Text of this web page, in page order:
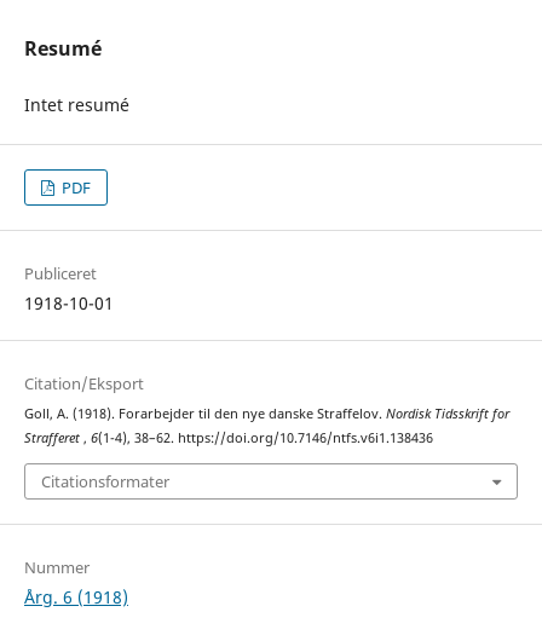
Resumé
Intet resumé
PDF
Publiceret
1918-10-01
Citation/Eksport
Goll, A. (1918). Forarbejder til den nye danske Straffelov. Nordisk Tidsskrift for
Strafferet , 6(1-4), 38–62. https://doi.org/10.7146/ntfs.v6i1.138436
Citationsformater
Nummer
Årg. 6 (1918)